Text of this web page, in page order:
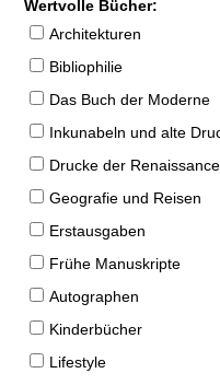
Wertvolle Bücher:
Architekturen
Bibliophilie
Das Buch der Moderne
Inkunabeln und alte
Drucke der Renaissance
Geografie und Reisen
Erstausgaben
Frühe Manuskripte
Autographen
Kinderbücher
Lifestyle